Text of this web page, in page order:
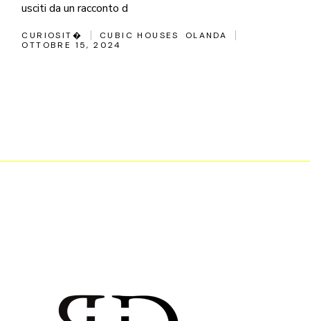
usciti da un racconto d
CURIOSIT� CUBIC HOUSES
OLANDA
OTTOBRE 15, 2024